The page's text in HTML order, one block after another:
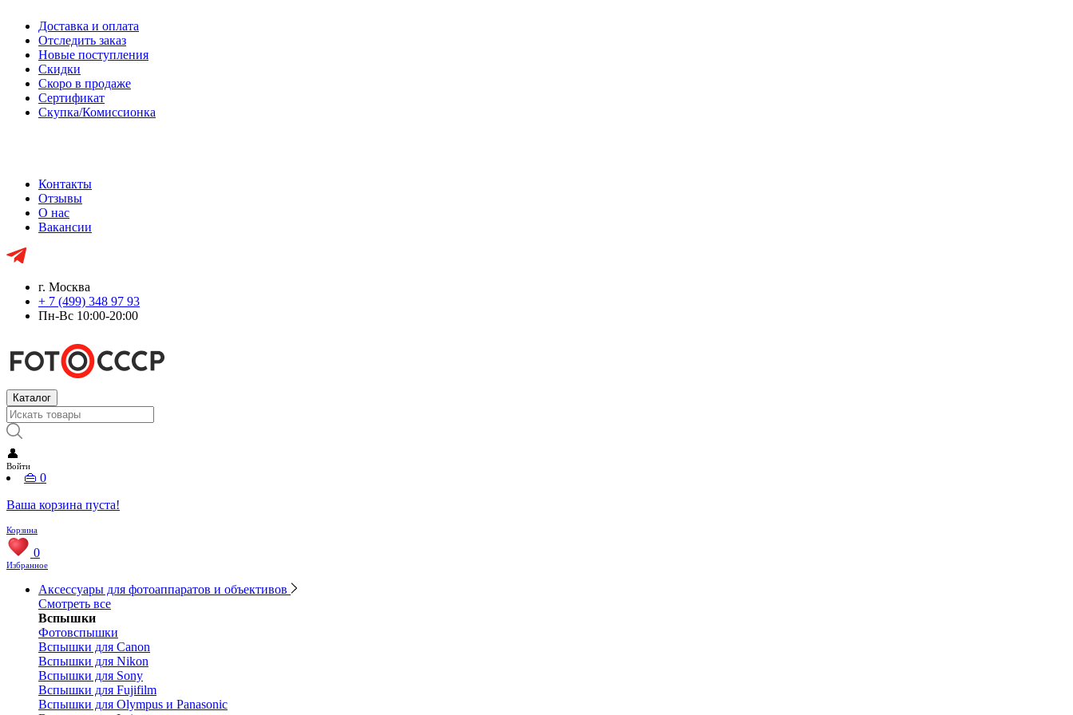
Доставка и оплата
Отследить заказ
Новые поступления
Скидки
Скоро в продаже
Сертификат
Скупка/Комиссионка
Контакты
Отзывы
О нас
Вакансии
г. Москва
+ 7 (499) 348 97 93
Пн-Вс 10:00-20:00
Каталог
👤
Войти
👜 0
Ваша корзина пуста!
Корзина
0
Избранное
Аксессуары для фотоаппаратов и объективов
Смотреть все
Вспышки
Фотовспышки
Вспышки для Canon
Вспышки для Nikon
Вспышки для Sony
Вспышки для Fujifilm
Вспышки для Olympus и Panasonic